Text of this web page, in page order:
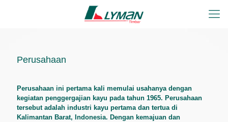
Perusahaan
Perusahaan ini pertama kali memulai usahanya dengan
kegiatan penggergajian kayu pada tahun 1965. Perusahaan
tersebut adalah industri kayu pertama dan tertua di
Kalimantan Barat, Indonesia. Dengan kemajuan dan